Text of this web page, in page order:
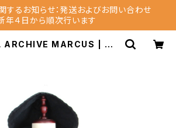
するお知らせ：発送およびお問い合わせ
年４日から順次行います
MARCUS | NE